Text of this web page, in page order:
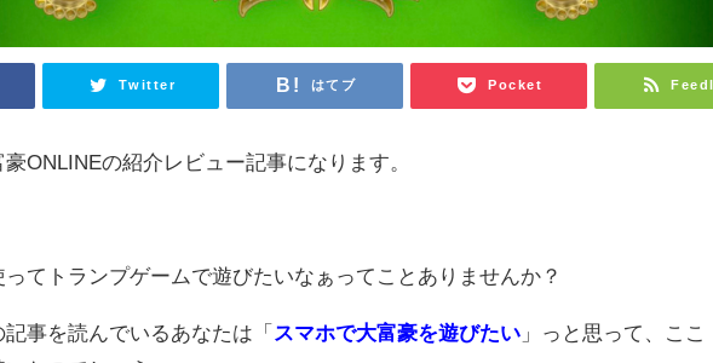
Twitter はてブ Pocket
ONLINEの紹介レビュー記事になります。
ってトランプゲームで遊びたいなぁってことありませんか？
記事を読んでいるあなたは「 スマホで大富豪を遊びたい 」っと思って、ここ